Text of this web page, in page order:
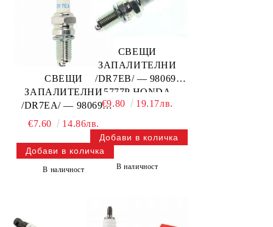
СВЕЩИ
ЗАПАЛИТЕЛНИ
/DR7EA/ — 98069-
5771P HONDA
€7.60 14.86лв.
В наличност
СВЕЩИ
ЗАПАЛИТЕЛНИ
/DR7EB/ — 98069-
5777P HONDA
€9.80
19.17лв.
В наличност